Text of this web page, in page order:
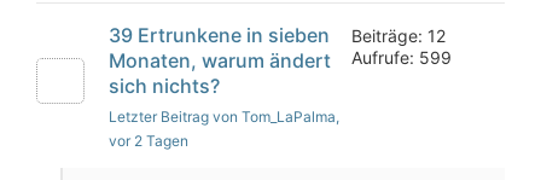
39 Ertrunkene in sieben
Monaten, warum ändert
sich nichts?
Letzter Beitrag von Tom_LaPalma,
vor 2 Tagen
Beiträge: 12
Aufrufe: 599